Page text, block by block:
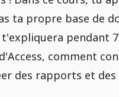
ta propre base de
pendant
comment
des rapports et